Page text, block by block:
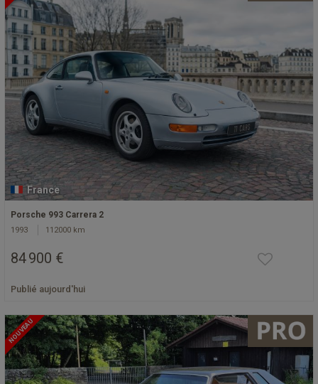
France
Porsche 993 Carrera 2
1993 112000 km
84 900 €
Publié aujourd'hui
NOUVEAU